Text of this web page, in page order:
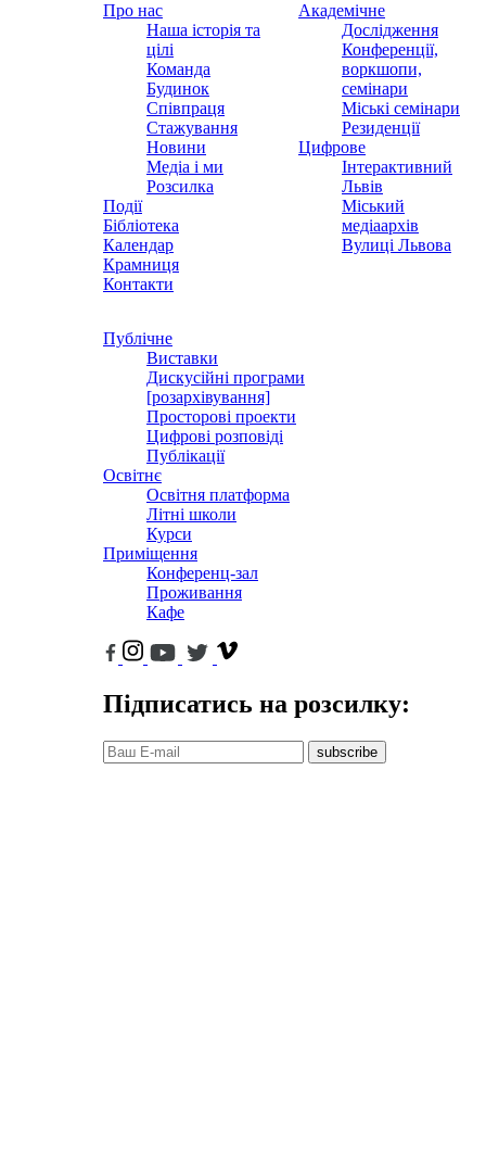
Про нас
Наша історія та
цілі
Команда
Будинок
Співпраця
Стажування
Новини
Медіа і ми
Розсилка
Події
Бібліотека
Календар
Крамниця
Контакти
Академічне
Дослідження
Конференції,
воркшопи,
семінари
Міські семінари
Резиденції
Цифрове
Інтерактивний
Львів
Міський
медіаархів
Вулиці Львова
Публічне
Виставки
Дискусійні програми
[розархівування]
Просторові проекти
Цифрові розповіді
Публікації
Освітнє
Освітня платформа
Літні школи
Курси
Приміщення
Конференц-зал
Проживання
Кафе
Підписатись на розсилку:
subscribe